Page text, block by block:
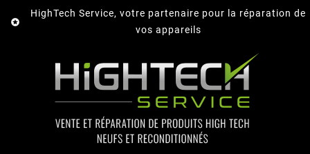

HighTech Service, votre partenaire pour la réparation de
vos appareils